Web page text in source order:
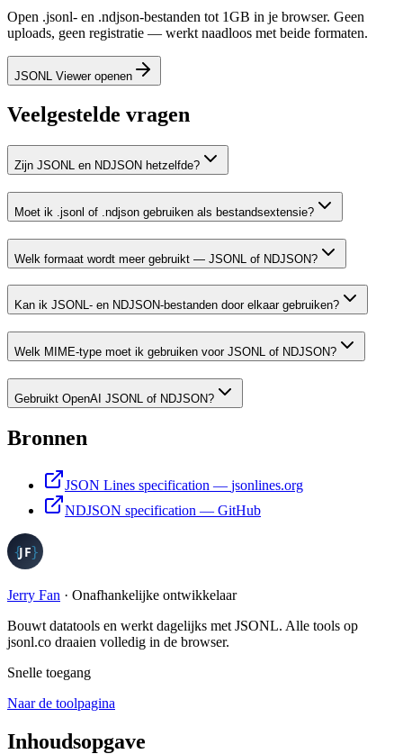
Open .jsonl- en .ndjson-bestanden tot 1GB in je browser. Geen
uploads, geen registratie — werkt naadloos met beide formaten.
JSONL Viewer openen
Veelgestelde vragen
Zijn JSONL en NDJSON hetzelfde?
Moet ik .jsonl of .ndjson gebruiken als bestandsextensie?
Welk formaat wordt meer gebruikt — JSONL of NDJSON?
Kan ik JSONL- en NDJSON-bestanden door elkaar gebruiken?
Welk MIME-type moet ik gebruiken voor JSONL of NDJSON?
Gebruikt OpenAI JSONL of NDJSON?
Bronnen
JSON Lines specification — jsonlines.org
NDJSON specification — GitHub
Jerry Fan · Onafhankelijke ontwikkelaar
Bouwt datatools en werkt dagelijks met JSONL. Alle tools op
jsonl.co draaien volledig in de browser.
Snelle toegang
Naar de toolpagina
Inhoudsopgave